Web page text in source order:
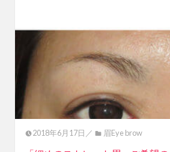
2018年6月17日／ 眉Eye brow